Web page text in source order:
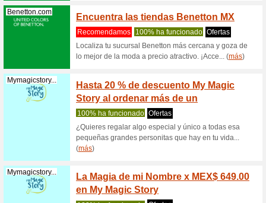
Soriana.com
Italika